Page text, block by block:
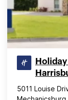
5011 Louise